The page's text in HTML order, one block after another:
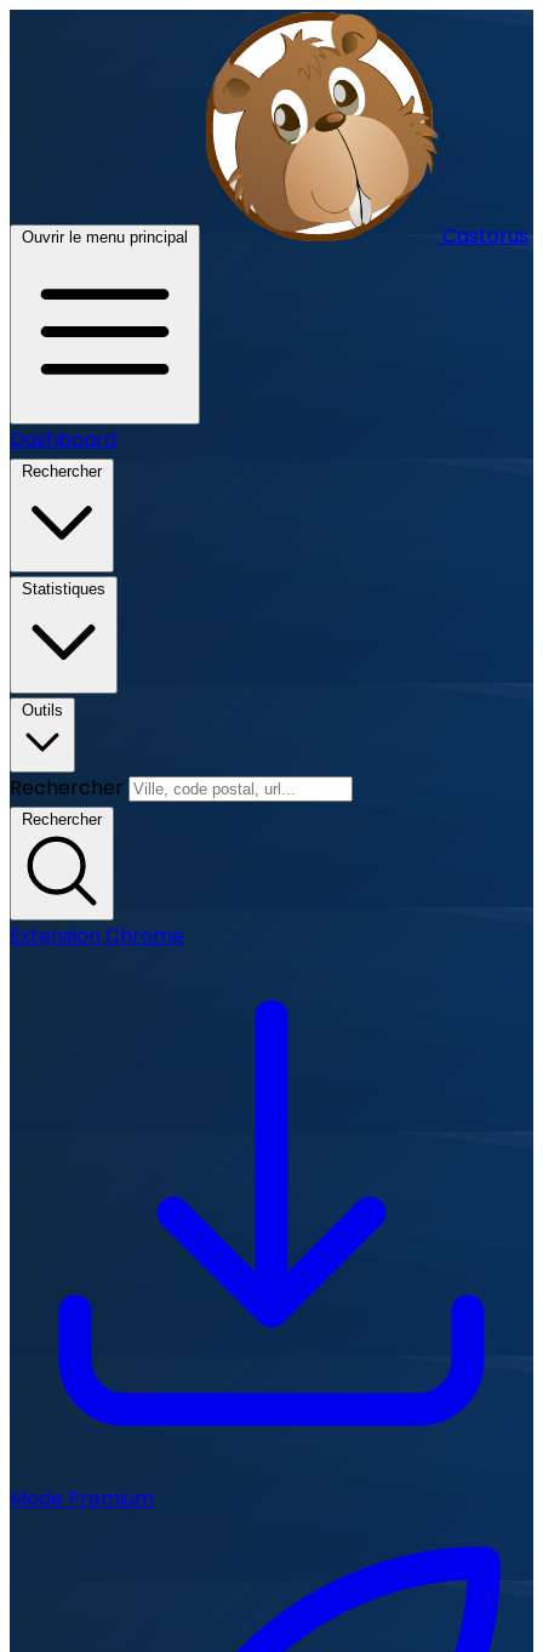
Ouvrir le menu principal Castorus
Dashboard
Rechercher
Statistiques
Outils
Rechercher
Rechercher
Extension Chrome
Mode Premium